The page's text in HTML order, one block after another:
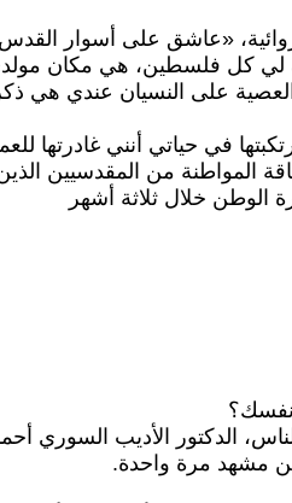
«عاشق على أسوار
لي كل فلسطين، هي مكان
على النسيان عندي هي
في حياتي أنني غادرتها
المواطنة من المقدسيين
خلال ثلاثة أشهر
نفسك؟
الدكتور الأديب السوري
مشهد مرة واحدة.